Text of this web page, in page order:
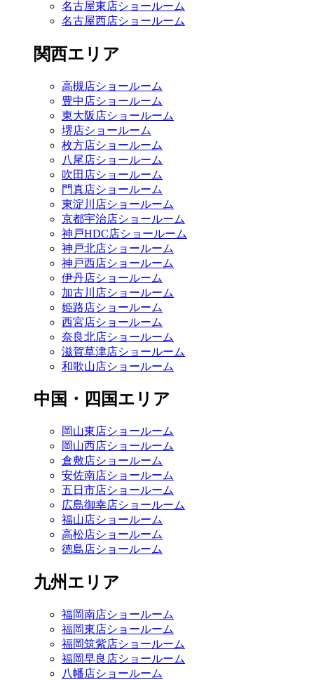
名古屋東店ショールーム
名古屋西店ショールーム
関西エリア
高槻店ショールーム
豊中店ショールーム
東大阪店ショールーム
堺店ショールーム
枚方店ショールーム
八尾店ショールーム
吹田店ショールーム
門真店ショールーム
東淀川店ショールーム
京都宇治店ショールーム
神戸HDC店ショールーム
神戸北店ショールーム
神戸西店ショールーム
伊丹店ショールーム
加古川店ショールーム
姫路店ショールーム
西宮店ショールーム
奈良北店ショールーム
滋賀草津店ショールーム
和歌山店ショールーム
中国・四国エリア
岡山東店ショールーム
岡山西店ショールーム
倉敷店ショールーム
安佐南店ショールーム
五日市店ショールーム
広島御幸店ショールーム
福山店ショールーム
高松店ショールーム
徳島店ショールーム
九州エリア
福岡南店ショールーム
福岡東店ショールーム
福岡筑紫店ショールーム
福岡早良店ショールーム
八幡店ショールーム